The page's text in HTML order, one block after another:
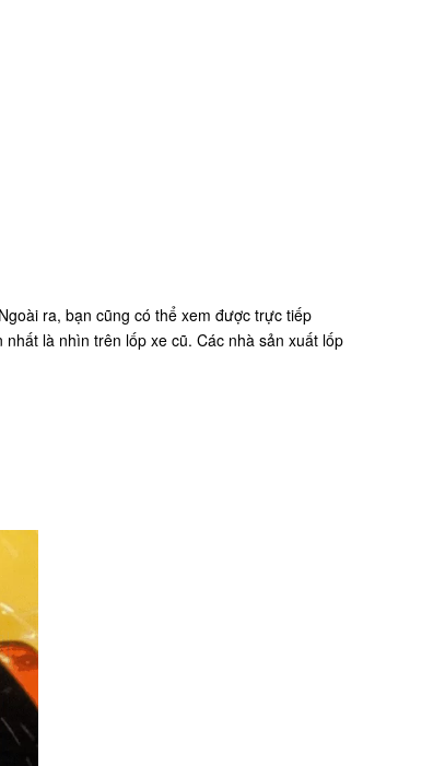
ra, bạn cũng có thể xem được trực tiếp
là nhìn trên lốp xe cũ. Các nhà sản xuất lốp